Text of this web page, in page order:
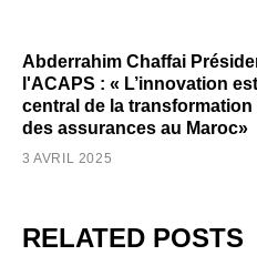
Abderrahim Chaffai
l'ACAPS : « L’innovation
central de la
des assurances au Maroc»
3 AVRIL 2025
RELATED POSTS